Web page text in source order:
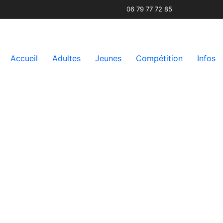
06 79 77 72 85
Accueil Adultes Jeunes Compétition Infos